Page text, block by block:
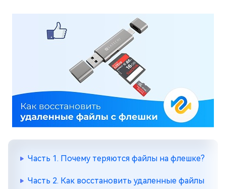
Часть 1. Почему теряются файлы на флешке?
Часть 2. Как восстановить удаленные файлы